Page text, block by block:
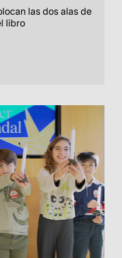
las dos alas de
libro